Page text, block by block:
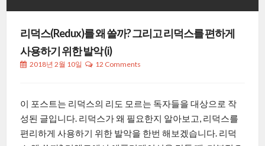
리덕스(Redux)를 왜 쓸까? 그리고 리덕스를 편하게
사용하기 위한 발악 (i)
2018년 2월 10일 12 Comments
이 포스트는 리덕스의 리도 모르는 독자들을 대상으로 작
성된 글입니다. 리덕스가 왜 필요한지 알아보고, 리덕스를
편리하게 사용하기 위한 발악을 한번 해보겠습니다. 리덕